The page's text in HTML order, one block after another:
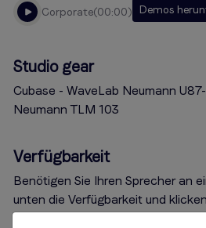
corporate 00:00 Demos
Studio gear
Cubase - WaveLab Neumann U87-
Neumann TLM 103
Verfügbarkeit
Benötigen Sie Ihren Sprecher an
unten die Verfügbarkeit und
Informationen. Haben Sie